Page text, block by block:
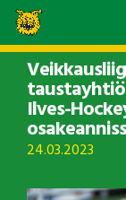
Ilves-
24.03.2023